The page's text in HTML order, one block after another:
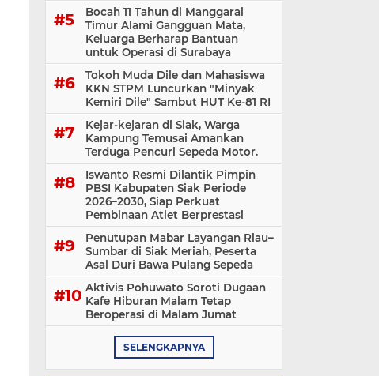
Bocah 11 Tahun di Manggarai
Timur Alami Gangguan Mata,
Keluarga Berharap Bantuan
untuk Operasi di Surabaya
Tokoh Muda Dile dan Mahasiswa
KKN STPM Luncurkan "Minyak
Kemiri Dile" Sambut HUT Ke-81 RI
Kejar-kejaran di Siak, Warga
Kampung Temusai Amankan
Terduga Pencuri Sepeda Motor.
Iswanto Resmi Dilantik Pimpin
PBSI Kabupaten Siak Periode
2026–2030, Siap Perkuat
Pembinaan Atlet Berprestasi
Penutupan Mabar Layangan Riau–
Sumbar di Siak Meriah, Peserta
Asal Duri Bawa Pulang Sepeda
Aktivis Pohuwato Soroti Dugaan
Kafe Hiburan Malam Tetap
Beroperasi di Malam Jumat
SELENGKAPNYA